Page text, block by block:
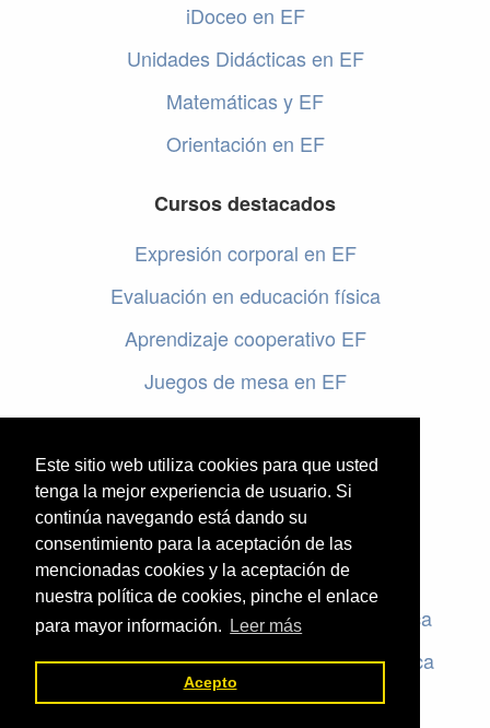
Este sitio web utiliza cookies para que usted
tenga la mejor experiencia de usuario. Si
continúa navegando está dando su
consentimiento para la aceptación de las
mencionadas cookies y la aceptación de
nuestra política de cookies, pinche el enlace
para mayor información.
Leer más
Acepto
iDoceo en EF
Unidades Didácticas en EF
Matemáticas y EF
Orientación en EF
Cursos destacados
Expresión corporal en EF
Evaluación en educación física
Aprendizaje cooperativo EF
Juegos de mesa en EF
Programar en EF
Cursos online de educación física
Artículos destacados
Evaluación en educación física
Criterios de evaluación en educación física
Rúbricas de evaluación en educación física